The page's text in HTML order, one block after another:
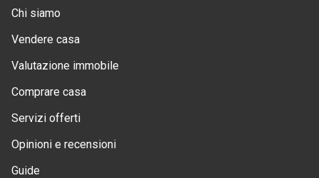
Chi siamo
Vendere casa
Valutazione immobile
Comprare casa
Servizi offerti
Opinioni e recensioni
Guide